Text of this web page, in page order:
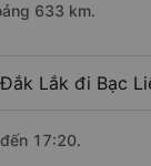
633 km.
Lắk đi Bạc
17:20.